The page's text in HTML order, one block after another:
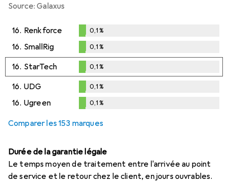
Source: Galaxus
16. Renkforce
%
0,1%
16. SmallRig
0,1%
0,1%
16. StarTech
0,1%
0,1%
16. UDG
%
0,1%
16. Ugreen 0,1%
Comparer les 153 marques
Durée de la garantie légale
Le temps moyen de traitement entre l'arrivée au point
de service et le retour chez le client, en jours ouvrables.